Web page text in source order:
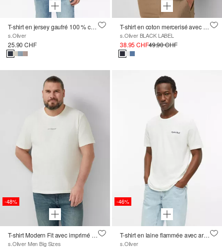
T-shirt en jersey gaufré 100 % coton
s.Oliver
25.90 CHF
T-shirt en coton mercerisé avec détails du logo
s.Oliver BLACK LABEL
38.95 CHF49.90 CHF
-48%
T-shirt Modern Fit avec imprimé devant et dos
s.Oliver Men Big Sizes
-46%
T-shirt en laine flammée avec artwork
s.Oliver